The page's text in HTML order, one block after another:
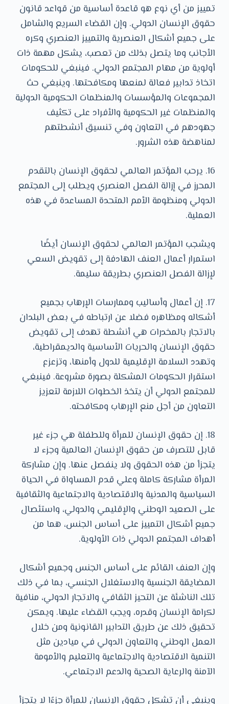
تمييز من أي نوع هو قاعدة أساسية من قواعد قانون
حقوق الإنسان الدولي. وإن القضاء السريع والشامل
على جميع أشكال العنصرية والتمييز العنصري وكره
الأجانب وما يتصل بذلك من تعصب، يشكل مهمة ذات
أولوية من مهام المجتمع الدولي. فينبغي للحكومات
اتخاذ تدابير فعالة لمنعها ومكافحتها. وينبغي حث
المجموعات والمؤسسات والمنظمات الحكومية الدولية
والمنظمات غير الحكومية والأفراد على تكثيف
جهودهم في التعاون وفي تنسيق أنشطتهم
لمناهضة هذه الشرور.
16. يرحب المؤتمر العالمي لحقوق الإنسان بالتقدم
المحرز في إزالة الفصل العنصري ويطلب إلى المجتمع
الدولي ومنظومة الأمم المتحدة المساعدة في هذه
العملية.
ويشجب المؤتمر العالمي لحقوق الإنسان أيضًا
استمرار أعمال العنف الهادفة إلى تقويض السعي
لإزالة الفصل العنصري بطريقة سليمة.
17. إن أعمال وأساليب وممارسات الإرهاب بجميع
أشكاله ومظاهره فضلا عن ارتباطه في بعض البلدان
بالاتجار بالمخدرات هي أنشطة تهدف إلى تقويض
حقوق الإنسان والحريات الأساسية والديمقراطية،
وتهدد السلامة الإقليمية للدول وأمنها، وتزعزع
استقرار الحكومات المشكلة بصورة مشروعة. فينبغي
للمجتمع الدولي أن يتخذ الخطوات اللازمة لتعزيز
التعاون من أجل منع الإرهاب ومكافحته.
18. إن حقوق الإنسان للمرأة وللطفلة هي جزء غير
قابل للتصرف من حقوق الإنسان العالمية وجزء لا
يتجزأ من هذه الحقوق ولا ينفصل عنها. وإن مشاركة
المرأة مشاركة كاملة وعلي قدم المساواة في الحياة
السياسية والمدنية والاقتصادية والاجتماعية والثقافية
على الصعيد الوطني والإقليمي والدولي، واستئصال
جميع أشكال التمييز على أساس الجنس، هما من
أهداف المجتمع الدولي ذات الأولوية.
وإن العنف القائم على أساس الجنس وجميع أشكال
المضايقة الجنسية والاستغلال الجنسي، بما في ذلك
تلك الناشئة عن التحيز الثقافي والاتجار الدولي، منافية
لكرامة الإنسان وقدره، ويجب القضاء عليها. ويمكن
تحقيق ذلك عن طريق التدابير القانونية ومن خلال
العمل الوطني والتعاون الدولي في ميادين مثل
التنمية الاقتصادية والاجتماعية والتعليم والأمومة
الآمنة والرعاية الصحية والدعم الاجتماعي.
وينبغي أن تشكل حقوق الإنسان للمرأة جزءًا لا يتجزأ